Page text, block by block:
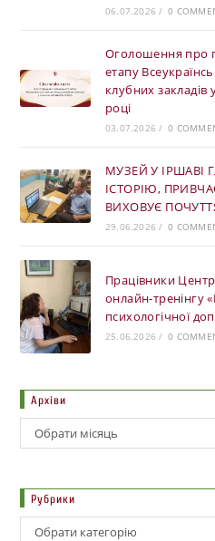
06.07.2026 / 0
Оголошення про
етапу
клубних закладів
році
03.07.2026 / 0
МУЗЕЙ У ІРШАВІ
ІСТОРІЮ,
ВИХОВУЄ
29.06.2026 / 0
Працівники
онлайн-тренінгу
психологічної
25.06.2026 / 0
Архіви
Обрати місяць
Рубрики
Обрати категорію